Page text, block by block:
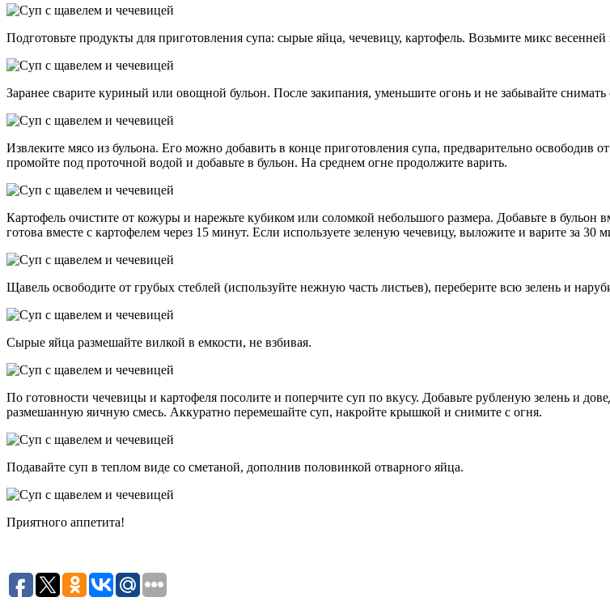
Подготовьте продукты для приготовления супа: сырые яйца, чечевицу, картофель. Возьмите микс
Заранее сварите куриный или овощной бульон. После закипания, уменьшите огонь и не забывайте
Извлеките мясо из бульона. Его можно добавить в конце приготовления супа, предварительно освободив
промойте под проточной водой и добавьте в бульон. На среднем огне продолжите варить.
Картофель очистите от кожуры и нарежьте кубиком или соломкой небольшого размера. Добавьте в бульон
готова вместе с картофелем через 15 минут. Если используете зеленую чечевицу, выложите и варите за 30
Щавель освободите от грубых стеблей (используйте нежную часть листьев), переберите всю зелень и
Сырые яйца размешайте вилкой в емкости, не взбивая.
По готовности чечевицы и картофеля посолите и поперчите суп по вкусу. Добавьте рубленую зелень и
размешанную яичную смесь. Аккуратно перемешайте суп, накройте крышкой и снимите с огня.
Подавайте суп в теплом виде со сметаной, дополнив половинкой отварного яйца.
Приятного аппетита!